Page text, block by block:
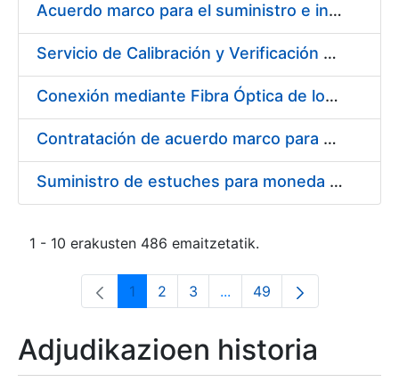
Acuerdo marco para el suministro e instalación de persianas, estores y otros complementos
Servicio de Calibración y Verificación Externa de los Equipos de Medición del Servicio de Prevención de la FNMT-RCM
Conexión mediante Fibra Óptica de los Centros de Proceso de Datos (CPDs) de las sedes de la FNMT-RCM de Burgos y Madrid
Contratación de acuerdo marco para el Suministro de Material de Electricidad para la Fábrica Nacional de Moneda y Timbre-Real Casa de la Moneda en su centro de trabajo de Burgos
Suministro de estuches para moneda de 30 €
1 - 10 erakusten 486 emaitzetatik.
Orrialdea
1 Orrialdea
2 Orrialdea
3 ...Intermediate Pages Use
Orrialdea
49
Adjudikazioen historia